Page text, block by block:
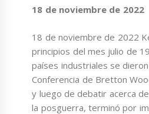
18 de noviembre de 2022
18 de noviembre de 2022
principios del mes julio de
países industriales se
Conferencia de Bretton
y luego de debatir acerca
la posguerra, terminó por